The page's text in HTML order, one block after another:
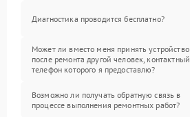
Диагностика проводится бесплатно?
Может ли вместо меня принять устройство
после ремонта другой человек, контактный
телефон которого я предоставлю?
Возможно ли получать обратную связь в
процессе выполнения ремонтных работ?